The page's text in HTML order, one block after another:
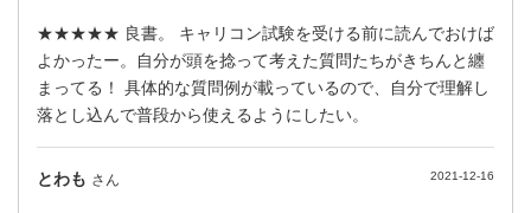
★★★★★ 良書。 キャリコン試験を受ける前に読んでおけば
よかったー。自分が頭を捻って考えた質問たちがきちんと纏
まってる！ 具体的な質問例が載っているので、自分で理解し
落とし込んで普段から使えるようにしたい。
とわも さん 2021-12-16